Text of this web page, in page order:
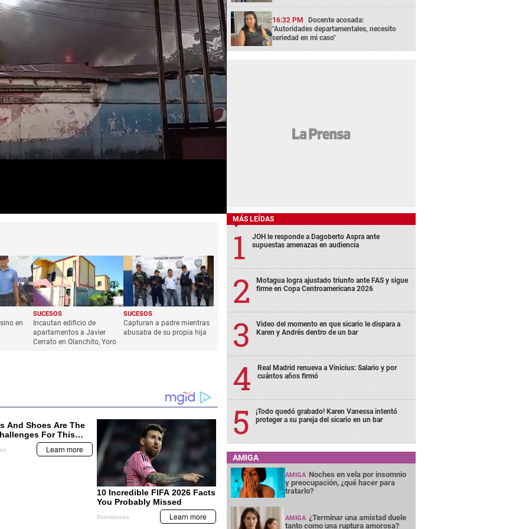
en
SUCESOS
Incautan edificio de
apartamentos a Javier
Cerrato en Olanchito, Yoro
SUCESOS
Capturan a padre mientras
abusaba de su propia hija
16:32 PM Docente acosada:
"Autoridades departamentales, necesito
seriedad en mi caso"
MÁS LEÍDAS
JOH le responde a Dagoberto Aspra ante
supuestas amenazas en audiencia
Motagua logra ajustado triunfo ante FAS y sigue
firme en Copa Centroamericana 2026
Video del momento en que sicario le dispara a
Karen y Andrés dentro de un bar
Real Madrid renueva a Vinicius: Salario y por
cuántos años firmó
¡Todo quedó grabado! Karen Vanessa intentó
proteger a su pareja del sicario en un bar
AMIGA
AMIGA Noches en vela por insomnio
y preocupación, ¿qué hacer para
tratarlo?
AMIGA ¿Terminar una amistad duele
tanto como una ruptura amorosa?